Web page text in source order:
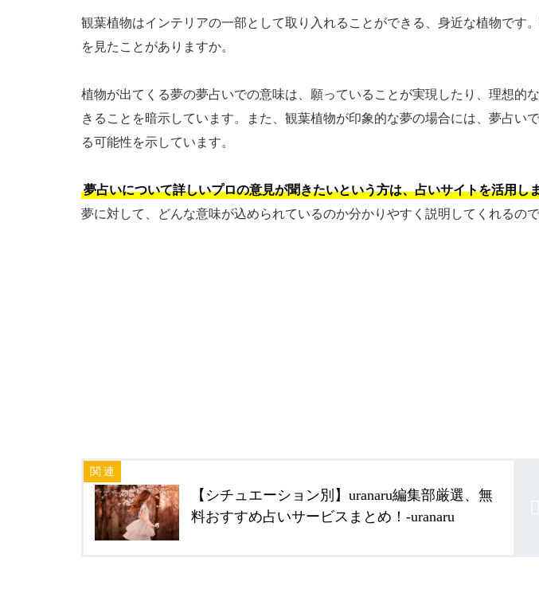
観葉植物はインテリアの一部として取り入れることができる、身近な植物です
を見たことがありますか。
植物が出てくる夢の夢占いでの意味は、願っていることが実現したり、理想的
きることを暗示しています。また、観葉植物が印象的な夢の場合には、夢占い
る可能性を示しています。
夢占いについて詳しいプロの意見が聞きたいという方は、占いサイトを活用し
夢に対して、どんな意味が込められているのか分かりやすく説明してくれるので
【シチュエーション別】uranaru編集部厳選、無
料おすすめ占いサービスまとめ！-uranaru